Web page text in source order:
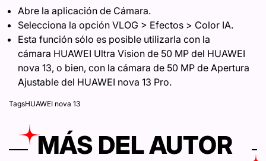
Abre la aplicación de Cámara.
Selecciona la opción VLOG > Efectos > Color IA.
Esta función sólo es posible utilizarla con la
cámara HUAWEI Ultra Vision de 50 MP del HUAWEI
nova 13, o bien, con la cámara de 50 MP de Apertura
Ajustable del HUAWEI nova 13 Pro.
TagsHUAWEI nova 13
MÁS DEL AUTOR